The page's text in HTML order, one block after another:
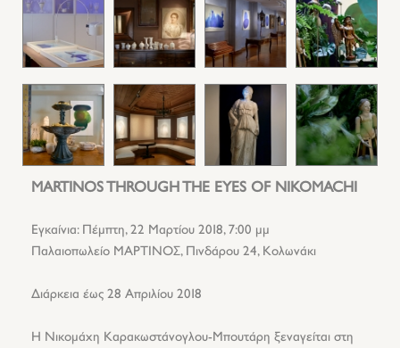
MARTINOS THROUGH THE EYES OF NIKOMACHI
Εγκαίνια: Πέμπτη, 22 Μαρτίου 2018, 7:00 μμ
Παλαιοπωλείο ΜΑΡΤΙΝΟΣ, Πινδάρου 24, Κολωνάκι
Διάρκεια έως 28 Απριλίου 2018
Η Νικομάχη Καρακωστάνογλου-Μπουτάρη ξεναγείται στη